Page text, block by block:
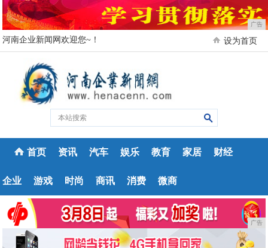
广告
河南企业新闻网欢迎您~！ 设为首页
首页 资讯 汽车 娱乐 教育 家居 财经
企业 游戏 时尚 商讯 消费 微商
广告